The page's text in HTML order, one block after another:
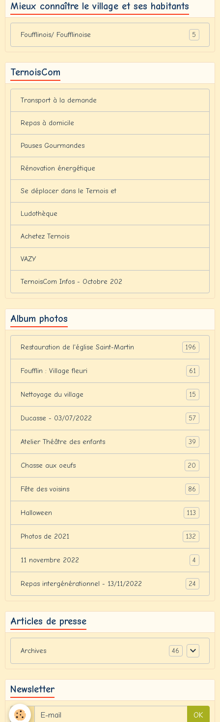
Mieux connaître le village et ses habitants
Foufflinois/ Foufflinoise 5
TernoisCom
Transport à la demande
Repas à domicile
Pauses Gourmandes
Rénovation énergétique
Se déplacer dans le Ternois et
Ludothèque
Achetez Ternois
VAZY
TernoisCom Infos - Octobre 202
Album photos
Restauration de l'église Saint-Martin 196
Foufflin : Village fleuri 61
Nettoyage du village 15
Ducasse - 03/07/2022 57
Atelier Théâtre des enfants 39
Chasse aux oeufs 20
Fête des voisins 86
Halloween 113
Photos de 2021 132
11 novembre 2022 4
Repas intergénérationnel - 13/11/2022 24
Articles de presse
Archives 46
Newsletter
OK